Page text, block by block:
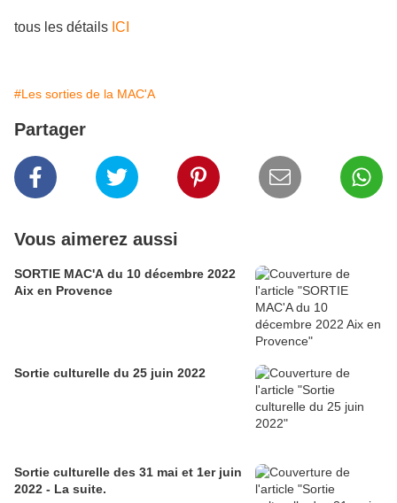
tous les détails ICI
#Les sorties de la MAC'A
Partager
Vous aimerez aussi
SORTIE MAC'A du 10 décembre 2022
Aix en Provence
Sortie culturelle du 25 juin 2022
Sortie culturelle des 31 mai et 1er juin
2022 - La suite.